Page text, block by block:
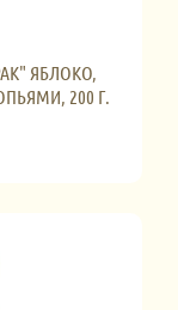
ЯБЛОКО,
200 Г.